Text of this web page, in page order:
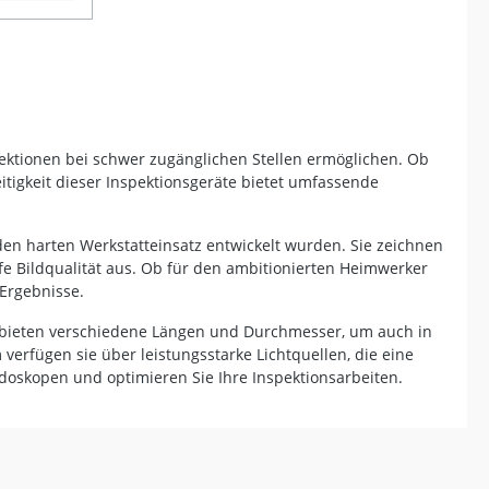
vier
für den
mit
und
App
und
bei schwer zugänglichen Stellen ermöglichen. Ob
dieser Inspektionsgeräte bietet umfassende
harten Werkstatteinsatz entwickelt wurden. Sie zeichnen
Bildqualität aus. Ob für den ambitionierten Heimwerker
verschiedene Längen und Durchmesser, um auch in
sie über leistungsstarke Lichtquellen, die eine
und optimieren Sie Ihre Inspektionsarbeiten.